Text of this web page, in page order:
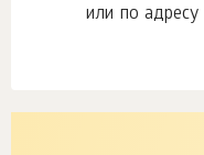
или по адресу